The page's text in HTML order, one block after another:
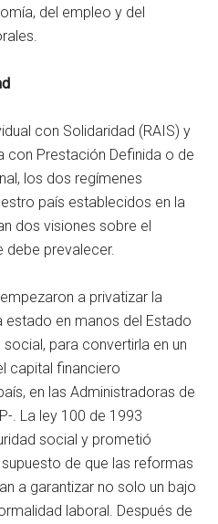
del empleo y del
con Solidaridad (RAIS) y
con Prestación Definida o de
los dos regímenes
país establecidos en la
dos visiones sobre el
prevalecer.
a privatizar la
estado en manos del Estado
para convertirla en un
capital financiero
en las Administradoras de
. La ley 100 de 1993
social y prometió
de que las reformas
a garantizar no solo un bajo
laboral. Después de